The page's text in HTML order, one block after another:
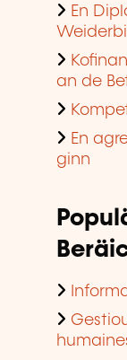
En
an de
En
ginn